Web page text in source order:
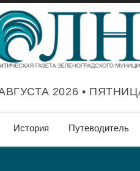
2026 •
История Путеводитель